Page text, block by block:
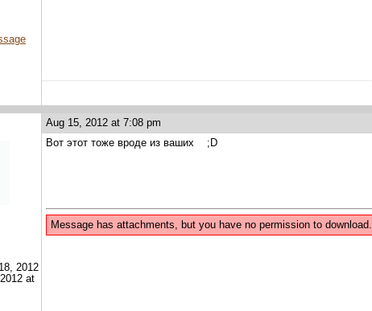
Aug 15, 2012 at 7:08 pm
Вот этот тоже вроде из ваших ;D
Message has attachments, but you have no permission to download.
2012
at